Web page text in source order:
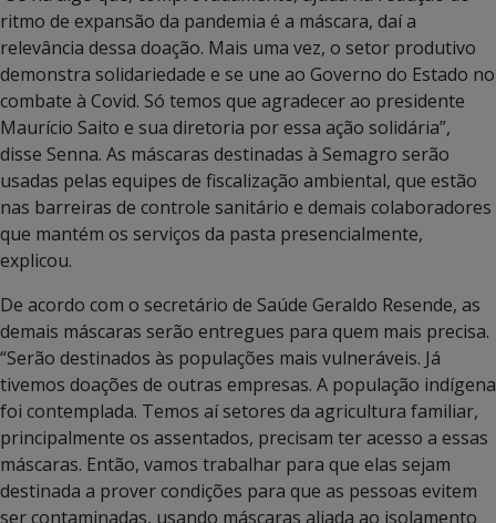
ritmo de expansão da pandemia é a máscara, daí a
relevância dessa doação. Mais uma vez, o setor produtivo
demonstra solidariedade e se une ao Governo do Estado no
combate à Covid. Só temos que agradecer ao presidente
Maurício Saito e sua diretoria por essa ação solidária”,
disse Senna. As máscaras destinadas à Semagro serão
usadas pelas equipes de fiscalização ambiental, que estão
nas barreiras de controle sanitário e demais colaboradores
que mantém os serviços da pasta presencialmente,
explicou.
De acordo com o secretário de Saúde Geraldo Resende, as
demais máscaras serão entregues para quem mais precisa.
“Serão destinados às populações mais vulneráveis. Já
tivemos doações de outras empresas. A população indígena
foi contemplada. Temos aí setores da agricultura familiar,
principalmente os assentados, precisam ter acesso a essas
máscaras. Então, vamos trabalhar para que elas sejam
destinada a prover condições para que as pessoas evitem
ser contaminadas, usando máscaras aliada ao isolamento